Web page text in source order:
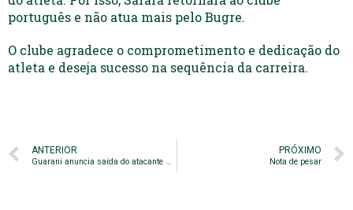
português e não atua mais pelo Bugre.
O clube agradece o comprometimento e dedicação do
atleta e deseja sucesso na sequência da carreira.
ANTERIOR
Guarani anuncia saída do atacante Deni Júnior
PRÓXIMO
Nota de pesar